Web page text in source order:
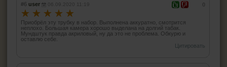
#6 user 06.09.2020 11:19
☆ ☆ ☆ ☆ ☆
Приобрёл эту трубку в набор. Выполнена аккуратно, смотрится
неплохо. Большая камера хорошо выделана на долгий табак.
Мундштук правда акриловый, ну да это не проблема. Обкурю и
оставлю себе.
Цитировать